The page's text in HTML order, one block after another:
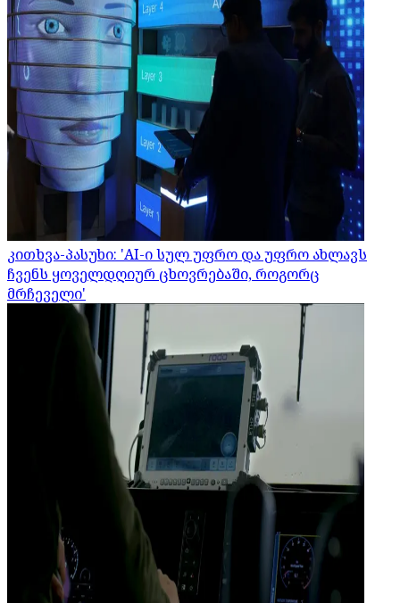
კითხვა-პასუხი: 'AI-ი სულ უფრო და უფრო ახლავს
ჩვენს ყოველდღიურ ცხოვრებაში, როგორც
მრჩეველი'